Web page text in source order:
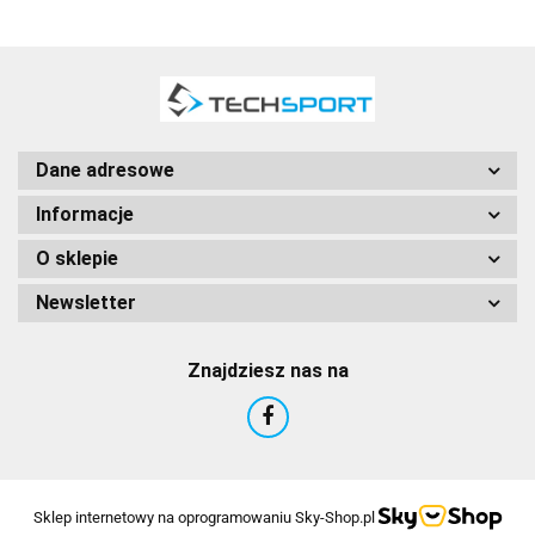
Dane adresowe
Informacje
O sklepie
Newsletter
Znajdziesz nas na
Sklep internetowy na oprogramowaniu Sky-Shop.pl